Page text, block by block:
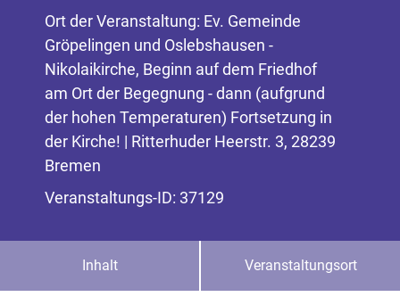
Ort der Veranstaltung: Ev. Gemeinde
Gröpelingen und Oslebshausen -
Nikolaikirche, Beginn auf dem Friedhof
am Ort der Begegnung - dann (aufgrund
der hohen Temperaturen) Fortsetzung in
der Kirche! | Ritterhuder Heerstr. 3, 28239
Bremen
Veranstaltungs-ID: 37129
Inhalt Veranstaltungsort